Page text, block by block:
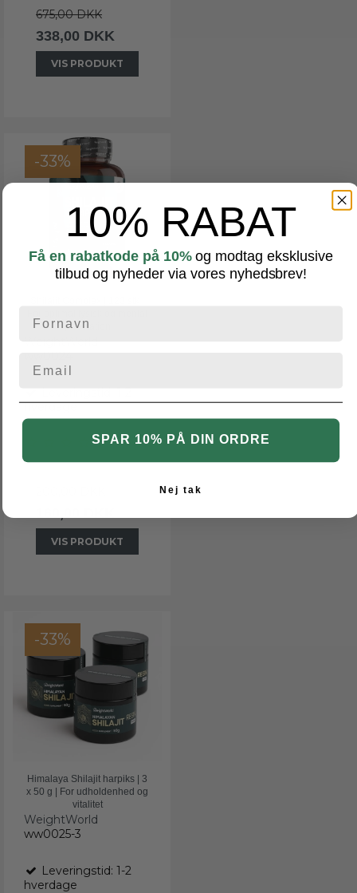
675,00 DKK
338,00 DKK
VIS PRODUKT
-33%
præstation
hverdage
VIS PRODUKT
-33%
Himalaya Shilajit harpiks | 3
x 50 g | For udholdenhed og
vitalitet
WeightWorld
ww0025-3
Leveringstid: 1-2
hverdage
10% RABAT
Få en rabatkode på 10%og modtag eksklusive
tilbud og nyheder via vores nyhedsbrev!
SPAR 10% PÅ DIN ORDRE
Nej tak